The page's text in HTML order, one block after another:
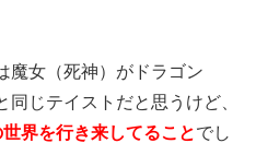
魔女（死神）がドラゴン
同じテイストだと思うけど、
界を行き来してることでし